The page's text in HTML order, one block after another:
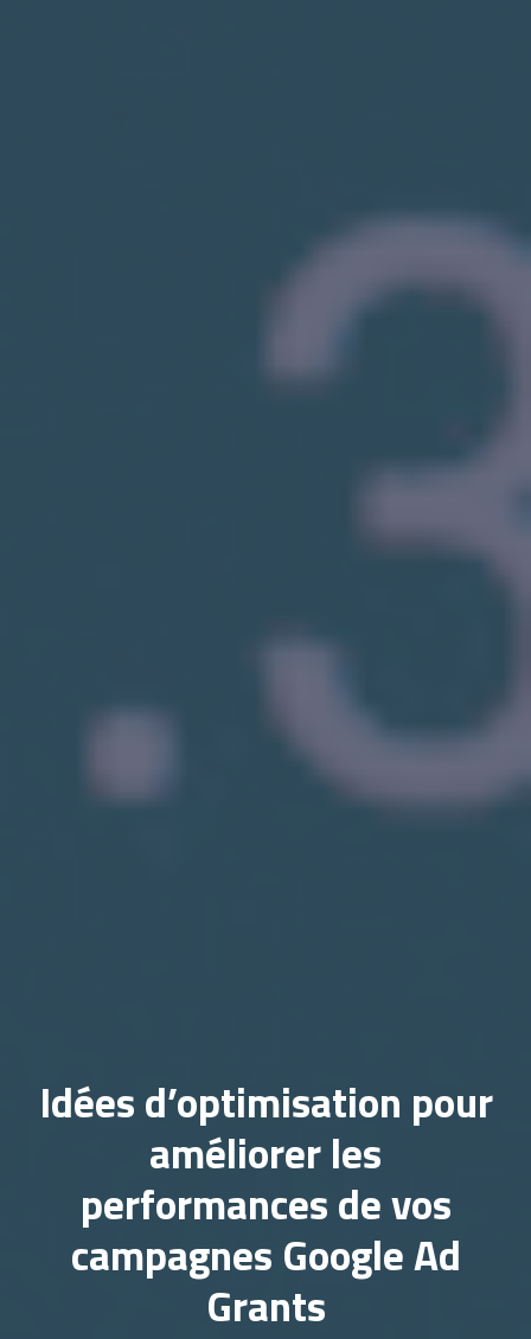
Idées d’optimisation pour
améliorer les
performances de vos
campagnes Google Ad
Grants